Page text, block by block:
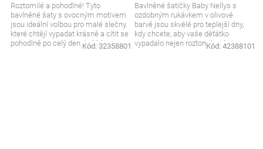
Roztomilé a pohodlné! Tyto
bavlněné šaty s ovocným motivem
jsou ideální volbou pro malé slečny,
které chtějí vypadat krásně a cítit se
pohodlně po celý den. Lehký a
Kód: 32358801
Bavlněné šatičky Baby Nellys s
ozdobným rukávkem v olivové
barvě jsou skvélé pro teplejší dny,
kdy chcete, aby vaše děťátko
vypadalo nejen roztomile, ale i
Kód: 42388101